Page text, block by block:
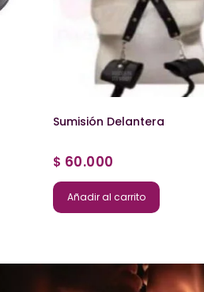
Sumisión Delantera
$ 60.000
Añadir al carrito